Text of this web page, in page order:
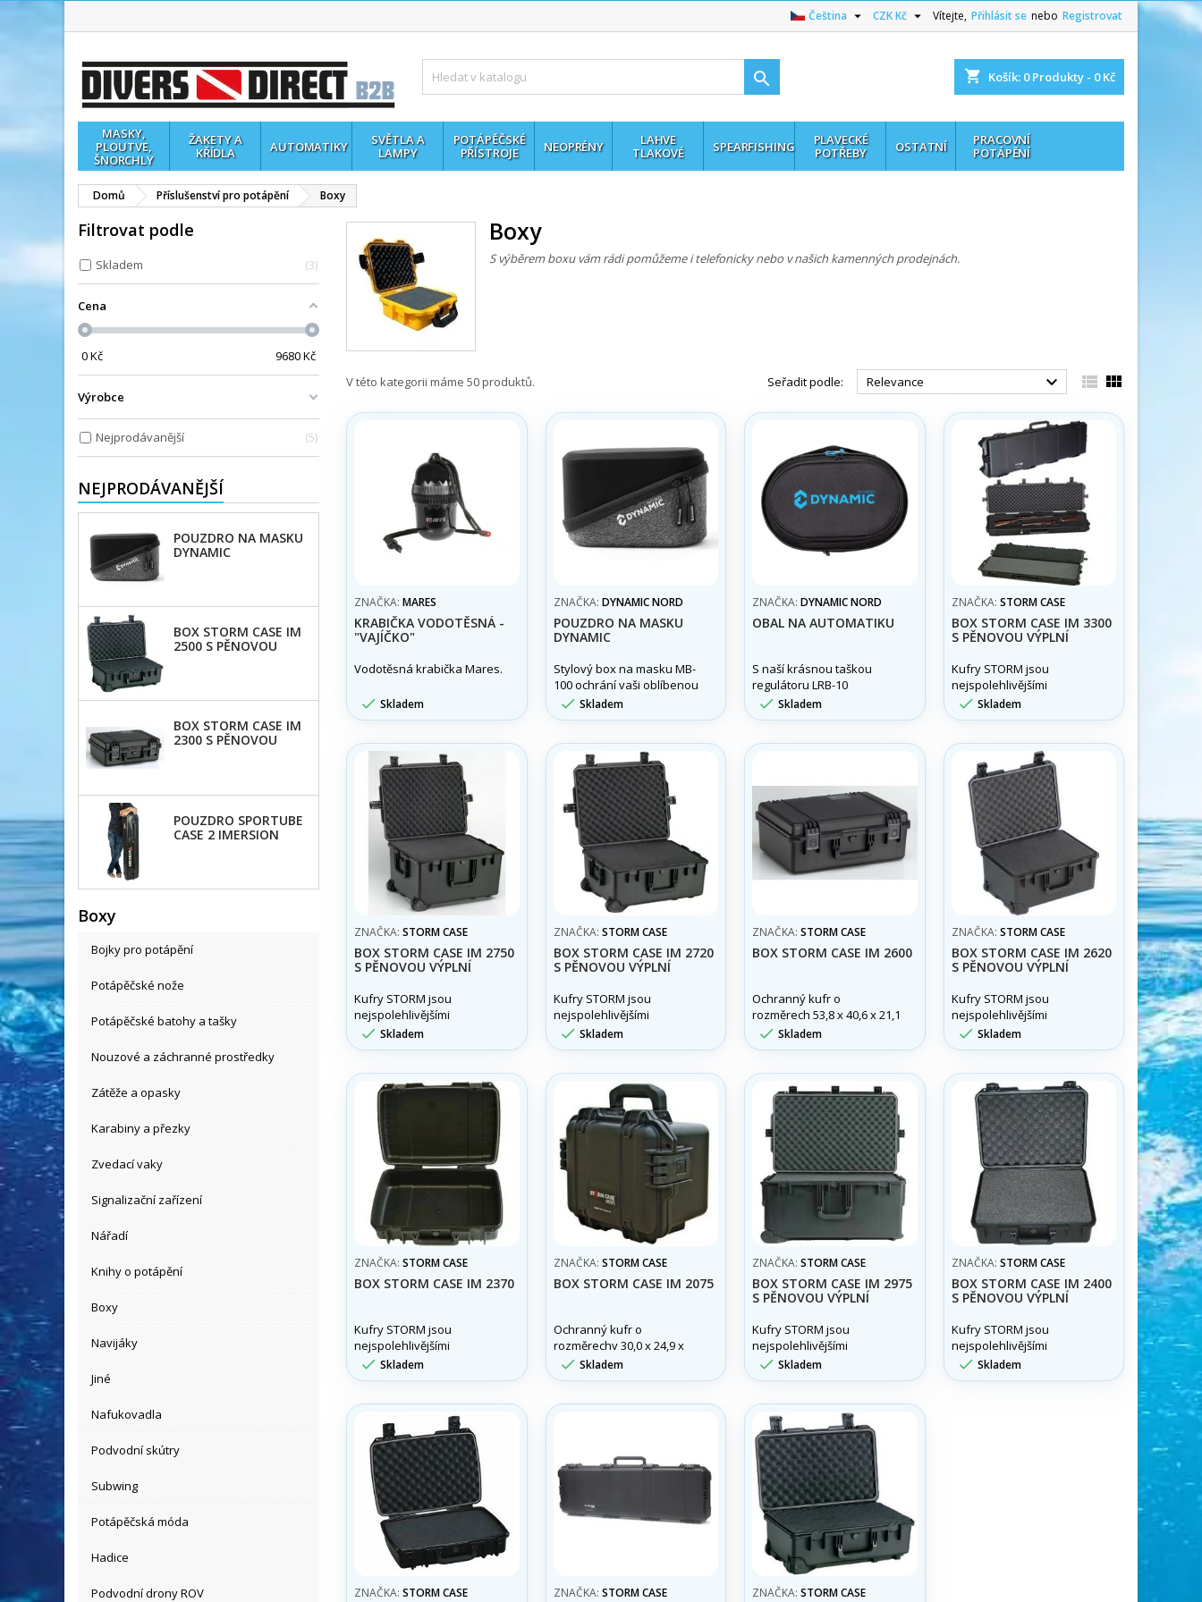
Vítejte, Přihlásit se nebo Registrovat
CZK Kč 
Čeština 
shopping_cart Košík: 0Produkty - 0 Kč

MASKY,
PLOUTVE,
ŠNORCHLY
ŽAKETY A
KŘÍDLA
AUTOMATIKY
SVĚTLA A
LAMPY
POTÁPĚČSKÉ
PŘÍSTROJE
NEOPRÉNY
LAHVE
TLAKOVÉ
SPEARFISHING
PLAVECKÉ
POTŘEBY
OSTATNÍ
PRACOVNÍ
POTÁPĚNÍ
Domů Příslušenství pro potápění Boxy
Filtrovat podle
Skladem 3
Cena
0Kč 9680Kč
Výrobce
Nejprodávanější 5
NEJPRODÁVANĚJŠÍ
POUZDRO NA MASKU
DYNAMIC
BOX STORM CASE IM
2500 S PĚNOVOU
BOX STORM CASE IM
2300 S PĚNOVOU
POUZDRO SPORTUBE
CASE 2 IMERSION
Boxy
Bojky pro potápění
Potápěčské nože
Potápěčské batohy a tašky
Nouzové a záchranné prostředky
Zátěže a opasky
Karabiny a přezky
Zvedací vaky
Signalizační zařízení
Nářadí
Knihy o potápění
Boxy
Navijáky
Jiné
Nafukovadla
Podvodní skútry
Subwing
Potápěčská móda
Hadice
Podvodní drony ROV
Boxy
S výběrem boxu vám rádi pomůžeme i telefonicky nebo v našich kamenných prodejnách.
V této kategorii máme 50 produktů. Seřadit podle: Relevance   
ZNAČKA: MARES
KRABIČKA VODOTĚSNÁ -
"VAJÍČKO"
Vodotěsná krabička Mares.
 Skladem
ZNAČKA: DYNAMIC NORD
POUZDRO NA MASKU
DYNAMIC
Stylový box na masku MB-
100 ochrání vaši oblíbenou
potápěčskou masku. Lze
jej samozřejmě využít i k
potápěčského
příslušenství.
 Skladem
ZNAČKA: DYNAMIC NORD
OBAL NA AUTOMATIKU
S naší krásnou taškou
regulátoru LRB-10
vyrobenou z EVA můžete
bezpečně skladovat a
vybavení.
 Skladem
ZNAČKA: STORM CASE
BOX STORM CASE IM 3300
S PĚNOVOU VÝPLNÍ
Kufry STORM jsou
nejspolehlivějšími
ochrannými kufry na trhu.
Spíše, než o pouhá
ochranný systém.
 Skladem
ZNAČKA: STORM CASE
BOX STORM CASE IM 2750
S PĚNOVOU VÝPLNÍ
Kufry STORM jsou
nejspolehlivějšími
ochrannými kufry na trhu.
Spíše, než o pouhá
ochranný systém.
 Skladem
ZNAČKA: STORM CASE
BOX STORM CASE IM 2720
S PĚNOVOU VÝPLNÍ
Kufry STORM jsou
nejspolehlivějšími
ochrannými kufry na trhu.
Spíše, než o pouhá
ochranný systém.
 Skladem
ZNAČKA: STORM CASE
BOX STORM CASE IM 2600
Ochranný kufr o
rozměrech 53,8 x 40,6 x 21,1
 Skladem
ZNAČKA: STORM CASE
BOX STORM CASE IM 2620
S PĚNOVOU VÝPLNÍ
Kufry STORM jsou
nejspolehlivějšími
ochrannými kufry na trhu.
Spíše, než o pouhá
ochranný systém.
 Skladem
ZNAČKA: STORM CASE
BOX STORM CASE IM 2370
Kufry STORM jsou
nejspolehlivějšími
ochrannými kufry na trhu.
Spíše, než o pouhá
ochranný systém.
 Skladem
ZNAČKA: STORM CASE
BOX STORM CASE IM 2075
Ochranný kufr o
rozměrechv 30,0 x 24,9 x
19,6
 Skladem
ZNAČKA: STORM CASE
BOX STORM CASE IM 2975
S PĚNOVOU VÝPLNÍ
Kufry STORM jsou
nejspolehlivějšími
ochrannými kufry na trhu.
Spíše, než o pouhá
ochranný systém.
 Skladem
ZNAČKA: STORM CASE
BOX STORM CASE IM 2400
S PĚNOVOU VÝPLNÍ
Kufry STORM jsou
nejspolehlivějšími
ochrannými kufry na trhu.
Spíše, než o pouhá
 Skladem
ZNAČKA: STORM CASE ZNAČKA: STORM CASE ZNAČKA: STORM CASE